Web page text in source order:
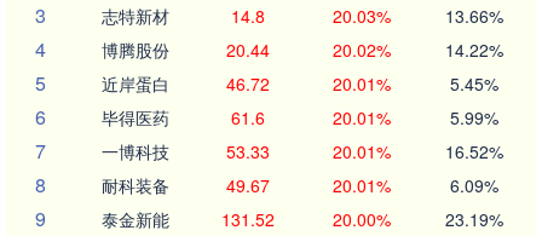
3 志特新材 14.8 20.03% 13.66%
4 博腾股份 20.44 20.02% 14.22%
5 近岸蛋白 46.72 20.01% 5.45%
6 毕得医药 61.6 20.01% 5.99%
7 一博科技 53.33 20.01% 16.52%
8 耐科装备 49.67 20.01% 6.09%
9 泰金新能 131.52 20.00% 23.19%